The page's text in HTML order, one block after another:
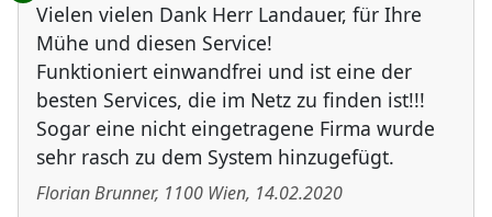
Vielen vielen Dank Herr Landauer, für Ihre
Mühe und diesen Service!
Funktioniert einwandfrei und ist eine der
besten Services, die im Netz zu finden ist!!!
Sogar eine nicht eingetragene Firma wurde
sehr rasch zu dem System hinzugefügt.
Florian Brunner, 1100 Wien, 14.02.2020